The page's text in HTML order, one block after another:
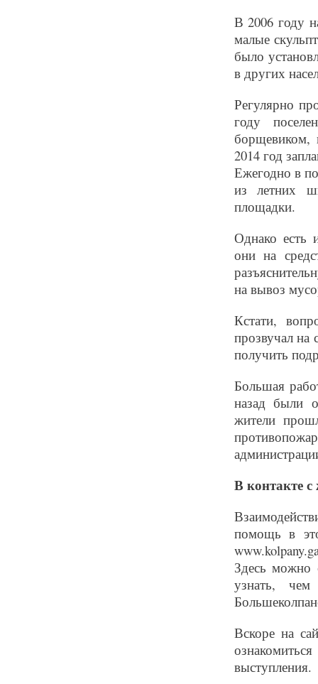
В 2006 году
малые
было
в других
Регулярно
году
борщевиком,
2014 год
Ежегодно в
из летних
площадки.
Однако есть
они на
на вывоз
Кстати,
прозвучал
получить
Большая
назад были
жители
В контакте
помощь в
Здесь можно
узнать,
Вскоре на
выступления.